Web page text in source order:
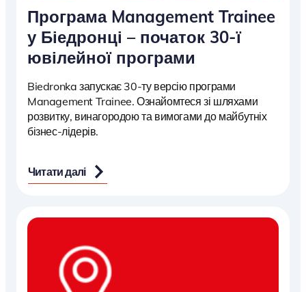
Програма Management Trainee
у Біедронці – початок 30-ї
ювілейної програми
Biedronka запускає 30-ту версію програми
Management Trainee. Ознайомтеся зі шляхами
розвитку, винагородою та вимогами до майбутніх
бізнес-лідерів.
Читати далі